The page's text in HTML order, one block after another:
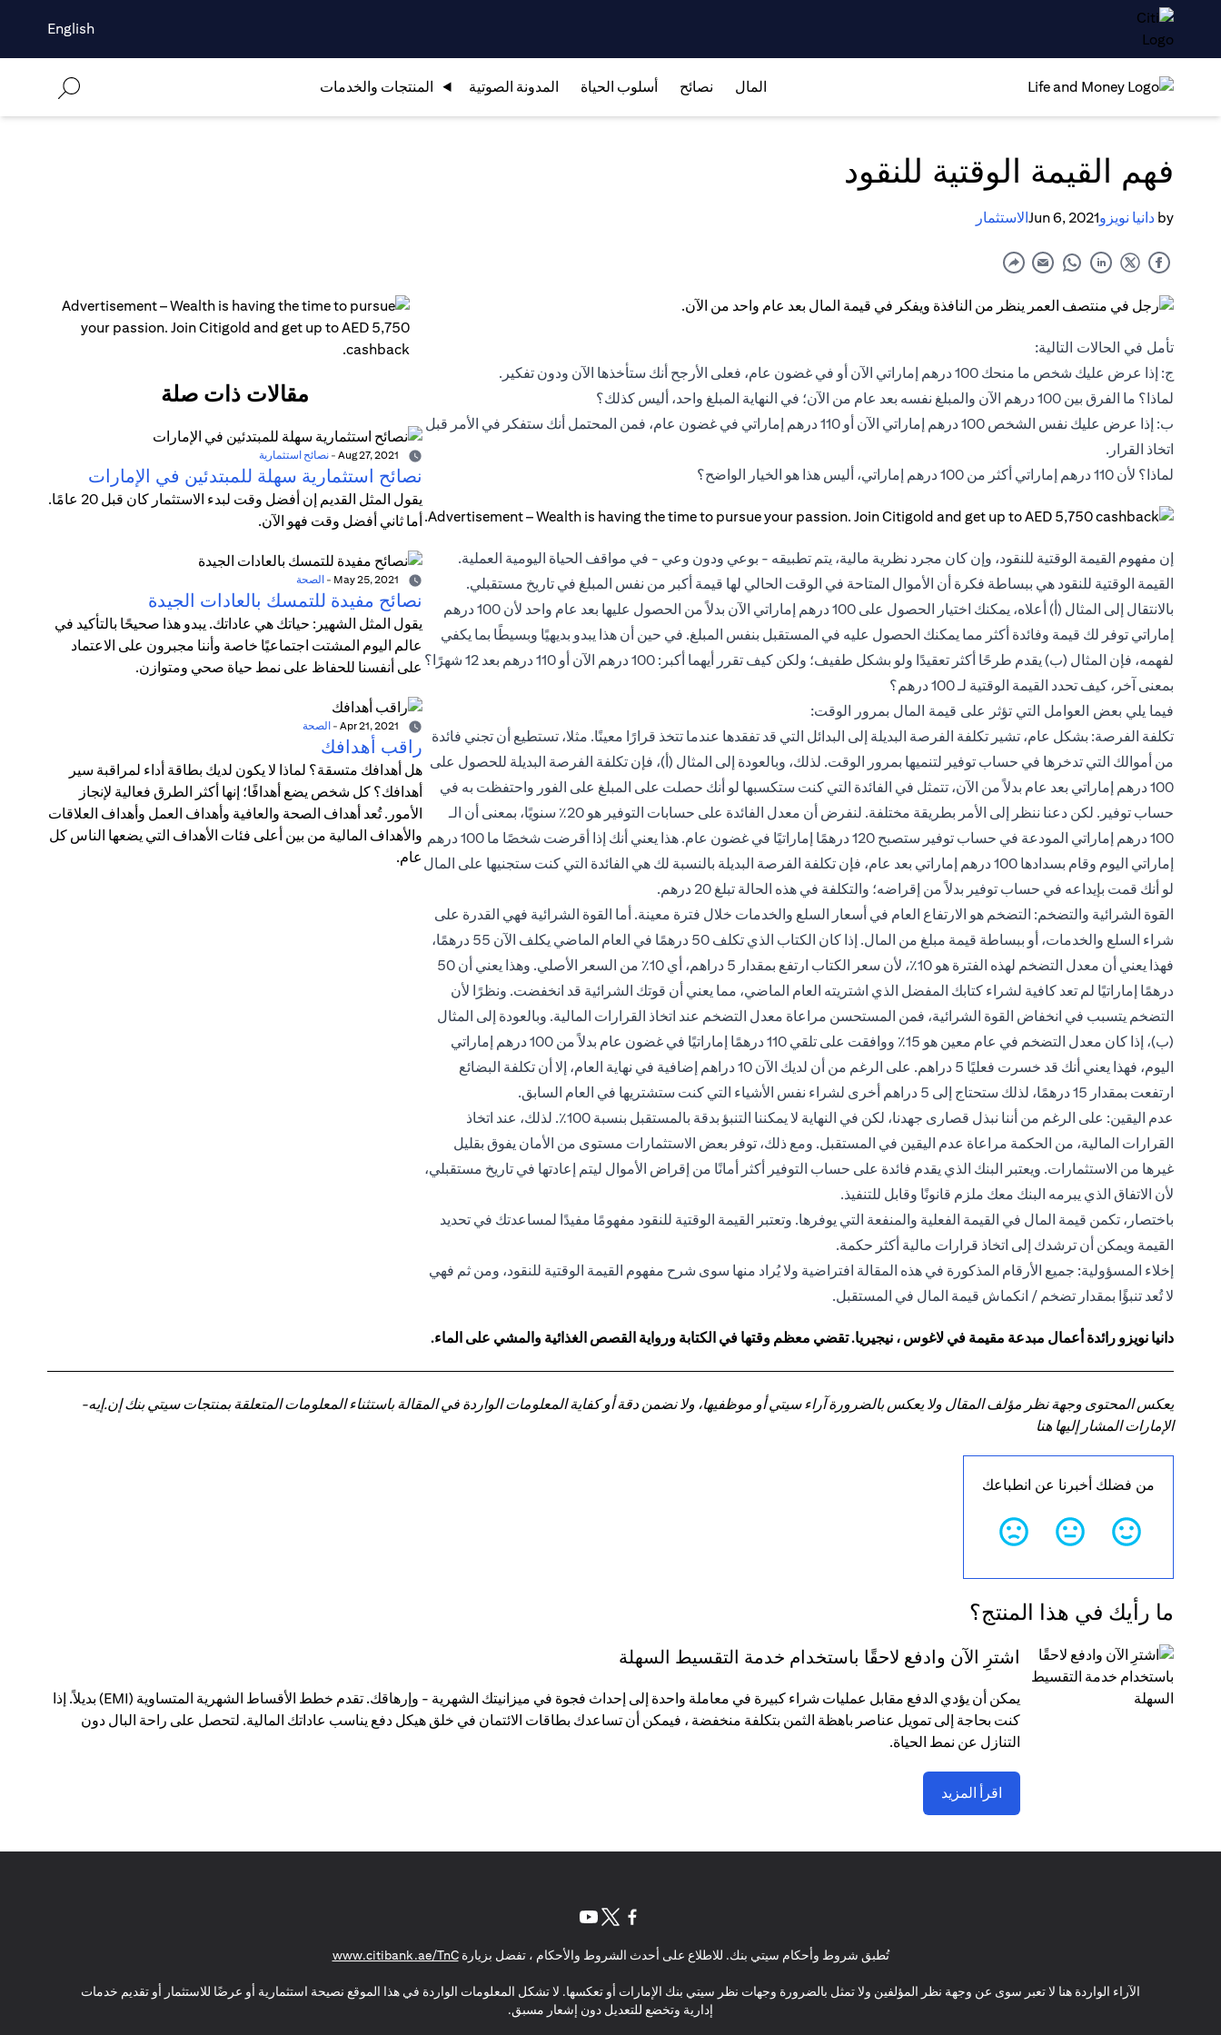
English
المال نصائح أسلوب الحياة المدونة الصوتية المنتجات والخدمات
فهم القيمة الوقتية للنقود
by دانيا نويزوJun 6, 2021الاستثمار
تأمل في الحالات التالية:
ج: إذا عرض عليك شخص ما منحك 100 درهم إماراتي الآن أو في غضون عام، فعلى الأرجح أنك ستأخذها الآن ودون تفكير.
لماذا؟ ما الفرق بين 100 درهم الآن والمبلغ نفسه بعد عام من الآن؛ في النهاية المبلغ واحد، أليس كذلك؟
ب: إذا عرض عليك نفس الشخص 100 درهم إماراتي الآن أو 110 درهم إماراتي في غضون عام، فمن المحتمل أنك ستفكر في الأمر قبل
اتخاذ القرار.
لماذا؟ لأن 110 درهم إماراتي أكثر من 100 درهم إماراتي، أليس هذا هو الخيار الواضح؟
إن مفهوم القيمة الوقتية للنقود، وإن كان مجرد نظرية مالية، يتم تطبيقه - بوعي ودون وعي - في مواقف الحياة اليومية العملية.
القيمة الوقتية للنقود هي ببساطة فكرة أن الأموال المتاحة في الوقت الحالي لها قيمة أكبر من نفس المبلغ في تاريخ مستقبلي.
بالانتقال إلى المثال (أ) أعلاه، يمكنك اختيار الحصول على 100 درهم إماراتي الآن بدلاً من الحصول عليها بعد عام واحد لأن 100 درهم
إماراتي توفر لك قيمة وفائدة أكثر مما يمكنك الحصول عليه في المستقبل بنفس المبلغ. في حين أن هذا يبدو بديهيًا وبسيطًا بما يكفي
لفهمه، فإن المثال (ب) يقدم طرحًا أكثر تعقيدًا ولو بشكل طفيف؛ ولكن كيف تقرر أيهما أكبر: 100 درهم الآن أو 110 درهم بعد 12 شهرًا؟
بمعنى آخر، كيف تحدد القيمة الوقتية لـ 100 درهم؟
فيما يلي بعض العوامل التي تؤثر على قيمة المال بمرور الوقت:
تكلفة الفرصة: بشكل عام، تشير تكلفة الفرصة البديلة إلى البدائل التي قد تفقدها عندما تتخذ قرارًا معينًا. مثلا، تستطيع أن تجني فائدة
من أموالك التي تدخرها في حساب توفير لتنميها بمرور الوقت. لذلك، وبالعودة إلى المثال (أ)، فإن تكلفة الفرصة البديلة للحصول على
100 درهم إماراتي بعد عام بدلاً من الآن، تتمثل في الفائدة التي كنت ستكسبها لو أنك حصلت على المبلغ على الفور واحتفظت به في
حساب توفير. لكن دعنا ننظر إلى الأمر بطريقة مختلفة. لنفرض أن معدل الفائدة على حسابات التوفير هو 20٪ سنويًا، بمعنى أن الـ
100 درهم إماراتي المودعة في حساب توفير ستصبح 120 درهمًا إماراتيًا في غضون عام. هذا يعني أنك إذا أقرضت شخصًا ما 100 درهم
إماراتي اليوم وقام بسدادها 100 درهم إماراتي بعد عام، فإن تكلفة الفرصة البديلة بالنسبة لك هي الفائدة التي كنت ستجنيها على المال
لو أنك قمت بإيداعه في حساب توفير بدلاً من إقراضه؛ والتكلفة في هذه الحالة تبلغ 20 درهم.
القوة الشرائية والتضخم: التضخم هو الارتفاع العام في أسعار السلع والخدمات خلال فترة معينة. أما القوة الشرائية فهي القدرة على
شراء السلع والخدمات، أو ببساطة قيمة مبلغ من المال. إذا كان الكتاب الذي تكلف 50 درهمًا في العام الماضي يكلف الآن 55 درهمًا،
فهذا يعني أن معدل التضخم لهذه الفترة هو 10٪، لأن سعر الكتاب ارتفع بمقدار 5 دراهم، أي 10٪ من السعر الأصلي. وهذا يعني أن 50
درهمًا إماراتيًا لم تعد كافية لشراء كتابك المفضل الذي اشتريته العام الماضي، مما يعني أن قوتك الشرائية قد انخفضت. ونظرًا لأن
التضخم يتسبب في انخفاض القوة الشرائية، فمن المستحسن مراعاة معدل التضخم عند اتخاذ القرارات المالية. وبالعودة إلى المثال
(ب)، إذا كان معدل التضخم في عام معين هو 15٪ ووافقت على تلقي 110 درهمًا إماراتيًا في غضون عام بدلاً من 100 درهم إماراتي
اليوم، فهذا يعني أنك قد خسرت فعليًا 5 دراهم. على الرغم من أن لديك الآن 10 دراهم إضافية في نهاية العام، إلا أن تكلفة البضائع
ارتفعت بمقدار 15 درهمًا، لذلك ستحتاج إلى 5 دراهم أخرى لشراء نفس الأشياء التي كنت ستشتريها في العام السابق.
عدم اليقين: على الرغم من أننا نبذل قصارى جهدنا، لكن في النهاية لا يمكننا التنبؤ بدقة بالمستقبل بنسبة 100٪. لذلك، عند اتخاذ
القرارات المالية، من الحكمة مراعاة عدم اليقين في المستقبل. ومع ذلك، توفر بعض الاستثمارات مستوى من الأمان يفوق بقليل
غيرها من الاستثمارات. ويعتبر البنك الذي يقدم فائدة على حساب التوفير أكثر أمانًا من إقراض الأموال ليتم إعادتها في تاريخ مستقبلي،
لأن الاتفاق الذي يبرمه البنك معك ملزم قانونًا وقابل للتنفيذ.
باختصار، تكمن قيمة المال في القيمة الفعلية والمنفعة التي يوفرها. وتعتبر القيمة الوقتية للنقود مفهومًا مفيدًا لمساعدتك في تحديد
القيمة ويمكن أن ترشدك إلى اتخاذ قرارات مالية أكثر حكمة.
إخلاء المسؤولية: جميع الأرقام المذكورة في هذه المقالة افتراضية ولا يُراد منها سوى شرح مفهوم القيمة الوقتية للنقود، ومن ثم فهي
لا تُعد تنبؤًا بمقدار تضخم / انكماش قيمة المال في المستقبل.
مقالات ذات صلة
- نصائح استثمارية
نصائح استثمارية سهلة للمبتدئين في الإمارات
يقول المثل القديم إن أفضل وقت لبدء الاستثمار كان قبل 20 عامًا.
أما ثاني أفضل وقت فهو الآن.
- الصحة
نصائح مفيدة للتمسك بالعادات الجيدة
يقول المثل الشهير: حياتك هي عاداتك. يبدو هذا صحيحًا بالتأكيد في
عالم اليوم المشتت اجتماعيًا خاصة وأننا مجبرون على الاعتماد
على أنفسنا للحفاظ على نمط حياة صحي ومتوازن.
- الصحة
راقب أهدافك
هل أهدافك متسقة؟ لماذا لا يكون لديك بطاقة أداء لمراقبة سير
أهدافك؟ كل شخص يضع أهدافًا؛ إنها أكثر الطرق فعالية لإنجاز
الأمور. تُعد أهداف الصحة والعافية وأهداف العمل وأهداف العلاقات
والأهداف المالية من بين أعلى فئات الأهداف التي يضعها الناس كل
عام.
دانيا نويزو رائدة أعمال مبدعة مقيمة في لاغوس ، نيجيريا. تقضي معظم وقتها في الكتابة ورواية القصص الغذائية والمشي على الماء.
يعكس المحتوى وجهة نظر مؤلف المقال ولا يعكس بالضرورة آراء سيتي أو موظفيها، ولا نضمن دقة أو كفاية المعلومات الواردة في المقالة باستثناء المعلومات المتعلقة بمنتجات سيتي بنك إن.إيه-
الإمارات المشار إليها هنا
من فضلك أخبرنا عن انطباعك
ما رأيك في هذا المنتج؟
اشترِ الآن وادفع لاحقًا باستخدام خدمة التقسيط السهلة
يمكن أن يؤدي الدفع مقابل عمليات شراء كبيرة في معاملة واحدة إلى إحداث فجوة في ميزانيتك الشهرية - وإرهاقك. تقدم خطط الأقساط الشهرية المتساوية (EMI) بديلاً. إذا
كنت بحاجة إلى تمويل عناصر باهظة الثمن بتكلفة منخفضة ، فيمكن أن تساعدك بطاقات الائتمان في خلق هيكل دفع يناسب عاداتك المالية. لتحصل على راحة البال دون
التنازل عن نمط الحياة.
اقرأ المزيد
تُطبق شروط وأحكام سيتي بنك. للاطلاع على أحدث الشروط والأحكام ، تفضل بزيارةwww.citibank.ae/TnC
opens in a new tab
الآراء الواردة هنا لا تعبر سوى عن وجهة نظر المؤلفين ولا تمثل بالضرورة وجهات نظر سيتي بنك الإمارات أو تعكسها. لا تشكل المعلومات الواردة في هذا الموقع نصيحة استثمارية أو عرضًا للاستثمار أو تقديم خدمات
إدارية وتخضع للتعديل دون إشعار مسبق.